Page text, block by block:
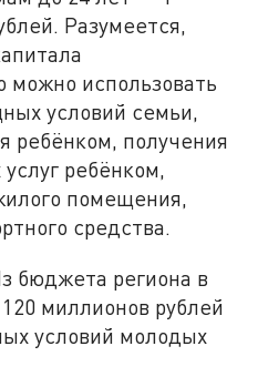
Разумеется,
можно использовать
условий семьи,
ребёнком, получения
ребёнком,
помещения,
средства.
бюджета региона в
миллионов рублей
условий молодых